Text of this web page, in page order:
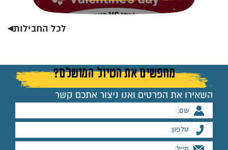
לכל החבילות◂
מחפשים את הטיול המושלם?
השאירו את הפרטים ואנו ניצור אתכם קשר